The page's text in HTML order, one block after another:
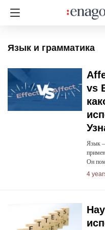
Язык и грамматика
vs
Язык
Он
4